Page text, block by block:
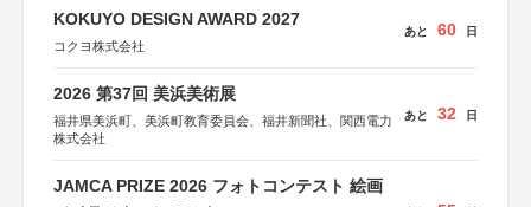
KOKUYO DESIGN AWARD 2027
コクヨ株式会社
あと 60 日
2026 第37回 美浜美術展
福井県美浜町、美浜町教育委員会、福井新聞社、関西電力
株式会社
あと 32 日
JAMCA PRIZE 2026 フォトコンテスト 絵画